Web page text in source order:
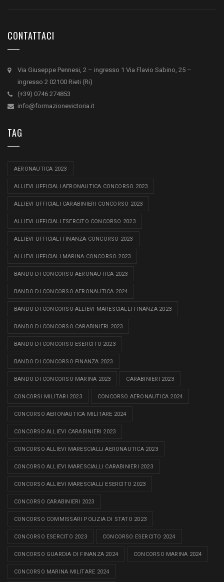
CONTATTACI
Via Giuseppe Pennesi, 2 – ingresso 1 Via Flavio Sabino, 25 –
ingresso 2 02100 Rieti (Ri)
(+39) 0746 274853
info@formazionevictoria.it
TAG
AERONAUTICA 2023
ALLIEVI UFFICIALI AERONAUTICA CONCORSO 2023
ALLIEVI UFFICIALI CARABINIERI CONCORSO 2023
ALLIEVI UFFICIALI ESERCITO CONCORSO 2023
ALLIEVI UFFICIALI FINANZA CONCORSO 2023
ALLIEVI UFFICIALI MARINA CONCORSO 2023
BANDO DI CONCORSO AERONAUTICA 2023
BANDO DI CONCORSO AERONAUTICA 2024
BANDO DI CONCORSO ALLIEVI MARESCIALLI FINANZA 2023
BANDO DI CONCORSO CARABINIERI 2023
BANDO DI CONCORSO ESERCITO 2023
BANDO DI CONCORSO FINANZA 2023
BANDO DI CONCORSO MARINA 2023 CARABINIERI 2023
CONCORSI MILITARI 2023 CONCORSO AERONAUTICA 2024
CONCORSO AERONAUTICA MILITARE 2024
CONCORSO ALLIEVI CARABINIERI 2023
CONCORSO ALLIEVI MARESCIALLI AERONAUTICA 2023
CONCORSO ALLIEVI MARESCIALLI CARABINIERI 2023
CONCORSO ALLIEVI MARESCIALLI ESERCITO 2023
CONCORSO CARABINIERI 2023
CONCORSO COMMISSARI POLIZIA DI STATO 2023
CONCORSO ESERCITO 2023 CONCORSO ESERCITO 2024
CONCORSO GUARDIA DI FINANZA 2024 CONCORSO MARINA 2024
CONCORSO MARINA MILITARE 2024